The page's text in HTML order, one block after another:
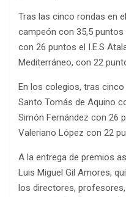
Tras las cinco rondas en
campeón con 35,5 puntos
con 26 puntos el I.E.S
Mediterráneo, con 22
En los colegios, tras cinco
Santo Tomás de Aquino
Simón Fernández con 26
Valeriano López con 22
A la entrega de premios
Luis Miguel Gil Amores,
los directores,